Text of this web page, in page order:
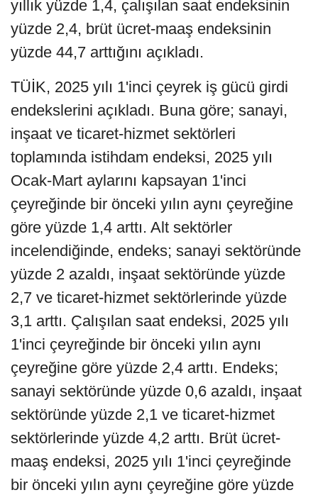
yıllık yüzde 1,4, çalışılan saat endeksinin
yüzde 2,4, brüt ücret-maaş endeksinin
yüzde 44,7 arttığını açıkladı.
TÜİK, 2025 yılı 1'inci çeyrek iş gücü girdi
endekslerini açıkladı. Buna göre; sanayi,
inşaat ve ticaret-hizmet sektörleri
toplamında istihdam endeksi, 2025 yılı
Ocak-Mart aylarını kapsayan 1'inci
çeyreğinde bir önceki yılın aynı çeyreğine
göre yüzde 1,4 arttı. Alt sektörler
incelendiğinde, endeks; sanayi sektöründe
yüzde 2 azaldı, inşaat sektöründe yüzde
2,7 ve ticaret-hizmet sektörlerinde yüzde
3,1 arttı. Çalışılan saat endeksi, 2025 yılı
1'inci çeyreğinde bir önceki yılın aynı
çeyreğine göre yüzde 2,4 arttı. Endeks;
sanayi sektöründe yüzde 0,6 azaldı, inşaat
sektöründe yüzde 2,1 ve ticaret-hizmet
sektörlerinde yüzde 4,2 arttı. Brüt ücret-
maaş endeksi, 2025 yılı 1'inci çeyreğinde
bir önceki yılın aynı çeyreğine göre yüzde